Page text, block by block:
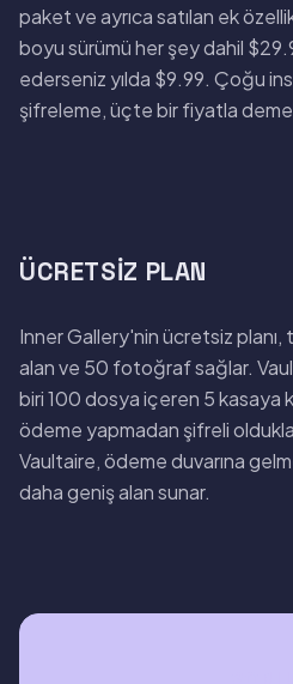
paket ve ayrıca satılan ek
boyu sürümü her şey dahil
ederseniz yılda $9.99. Çoğu
şifreleme, üçte bir fiyatla
ÜCRETSIZ PLAN
Inner Gallery'nin ücretsiz planı,
alan ve 50 fotoğraf sağlar.
biri 100 dosya içeren 5 kasaya
ödeme yapmadan şifreli
Vaultaire, ödeme duvarına
daha geniş alan sunar.